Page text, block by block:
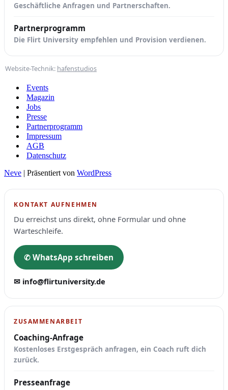
Geschäftliche Anfragen und Partnerschaften.
Partnerprogramm
Die Flirt University empfehlen und Provision verdienen.
Website-Technik: hafenstudios
Events
Magazin
Jobs
Presse
Partnerprogramm
Impressum
AGB
Datenschutz
Neve | Präsentiert von WordPress
KONTAKT AUFNEHMEN
Du erreichst uns direkt, ohne Formular und ohne
Warteschleife.
✆ WhatsApp schreiben
✉ info@flirtuniversity.de
ZUSAMMENARBEIT
Coaching-Anfrage
Kostenloses Erstgespräch anfragen, ein Coach ruft dich
zurück.
Presseanfrage